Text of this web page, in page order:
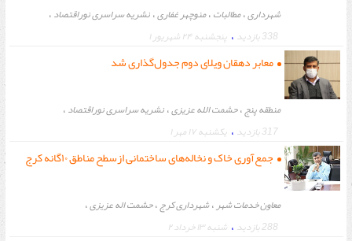
شهرداری،مطالبات،منوچهر غفاری،نشریه سراسری نوراقتصاد،
338 بازدید ، پنجشنبه ۲۴ شهریور ۱
معابر دهقان ویلای دوم جدول‌گذاری شد
منطقه پنج،حشمت الله عزیزی،نشریه سراسری نوراقتصاد،
317 بازدید ، يكشنبه ۱۷ مهر ۱
جمع‌آوری خاک و نخاله‌های ساختمانی ازسطح مناطق ۱۰گانه کرج
معاون خدمات شهر،شهرداری کرج،حشمت اله عزیزی،
نشریه سراسری نوراقتصاد، 288 بازدید ، شنبه ۱۳ خرداد ۲